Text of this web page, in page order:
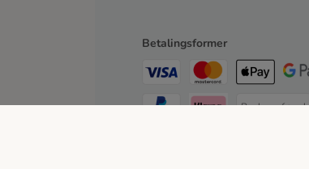
Betalingsformer
Bankoverførsel